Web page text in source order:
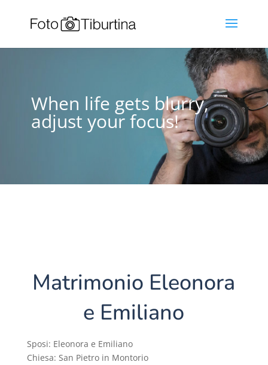
When life gets blurry,
adjust your focus!
Matrimonio Eleonora
e Emiliano
Sposi: Eleonora e Emiliano
Chiesa: San Pietro in Montorio